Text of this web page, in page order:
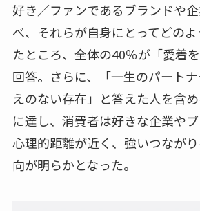
好き／ファンであるブランドや
べ、それらが自身にとってどの
たところ、全体の40％が「愛着
回答。さらに、「一生のパート
えのない存在」と答えた人を含
に達し、消費者は好きな企業やブ
心理的距離が近く、強いつなが
向が明らかとなった。